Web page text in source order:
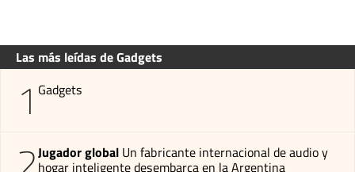
Las más leídas de Gadgets
1 Gadgets
Jugador global Un fabricante internacional de audio y
hogar inteligente desembarca en la Argentina